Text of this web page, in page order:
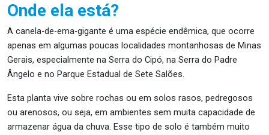
Onde ela está?
A canela-de-ema-gigante é uma espécie endêmica, que ocorre
apenas em algumas poucas localidades montanhosas de Minas
Gerais, especialmente na Serra do Cipó, na Serra do Padre
Ângelo e no Parque Estadual de Sete Salões.
Esta planta vive sobre rochas ou em solos rasos, pedregosos
ou arenosos, ou seja, em ambientes sem muita capacidade de
armazenar água da chuva. Esse tipo de solo é também muito